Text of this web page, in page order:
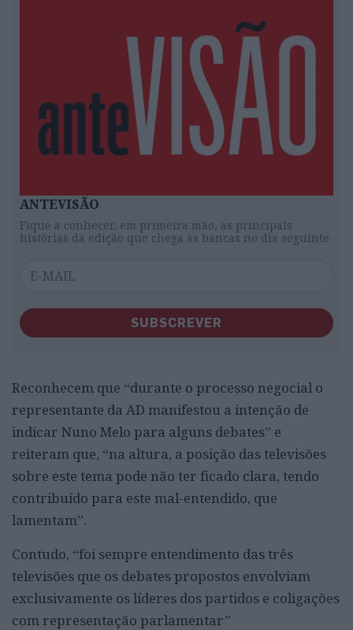
ANTEVISÃO
Fique a conhecer, em primeira mão, as principais
histórias da edição que chega às bancas no dia seguinte
SUBSCREVER
Reconhecem que “durante o processo negocial o
representante da AD manifestou a intenção de
indicar Nuno Melo para alguns debates” e
reiteram que, “na altura, a posição das televisões
sobre este tema pode não ter ficado clara, tendo
contribuído para este mal-entendido, que
lamentam”.
Contudo, “foi sempre entendimento das três
televisões que os debates propostos envolviam
exclusivamente os líderes dos partidos e coligações
com representação parlamentar”